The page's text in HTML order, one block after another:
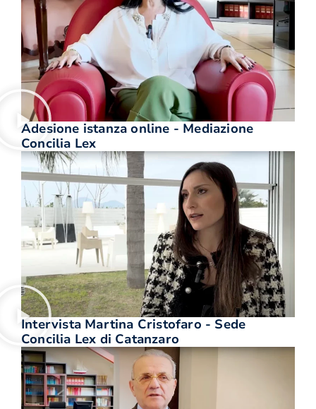
Adesione istanza online - Mediazione
Concilia Lex
Intervista Martina Cristofaro - Sede
Concilia Lex di Catanzaro